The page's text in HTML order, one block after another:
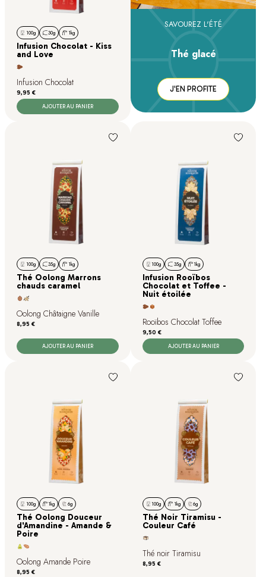
100g 30g 1kg
Infusion Chocolat - Kiss
and Love
Infusion Chocolat
Prix
9,95 €
AJOUTER AU PANIER
SAVOUREZ L'ÉTÉ
Thé glacé
J'EN PROFITE
100g 35g 1kg
Thé Oolong Marrons
chauds caramel
Oolong Châtaigne Vanille
Prix
8,95 €
AJOUTER AU PANIER
100g 35g 1kg
Infusion Rooïbos
Chocolat et Toffee -
Nuit étoilée
Rooïbos Chocolat Toffee
Prix
9,50 €
AJOUTER AU PANIER
100g 1kg 6g
Thé Oolong Douceur
d'Amandine - Amande &
Poire
Oolong Amande Poire
Prix
8,95 €
100g 1kg 6g
Thé Noir Tiramisu -
Couleur Café
Thé noir Tiramisu
Prix
8,95 €